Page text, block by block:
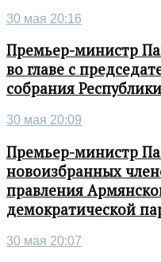
30 мая 20:16
Премьер-министр
во главе с
собрания
30 мая 20:09
Премьер-министр
новоизбранных
правления
демократической
30 мая 20:07